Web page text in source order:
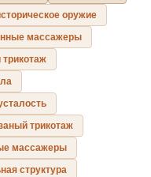
оружие
массажеры
трикотаж
массажеры
структура